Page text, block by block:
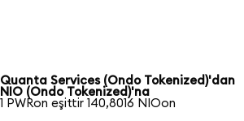
Quanta Services (Ondo Tokenized)'dan
NIO (Ondo Tokenized)'na
1 PWRon eşittir 140,8016 NIOon